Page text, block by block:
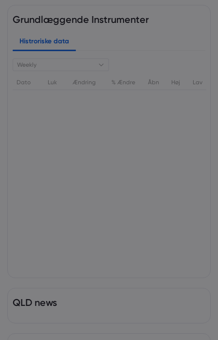
Grundlæggende Instrumenter
Histroriske data
Weekly
Dato Luk Ændring % Ændre Åbn Høj Lav
QLD news